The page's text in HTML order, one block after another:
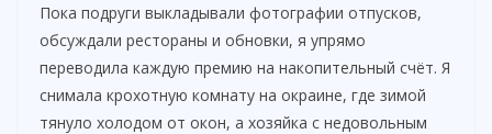
Пока подруги выкладывали фотографии отпусков,
обсуждали рестораны и обновки, я упрямо
переводила каждую премию на накопительный счёт. Я
снимала крохотную комнату на окраине, где зимой
тянуло холодом от окон, а хозяйка с недовольным